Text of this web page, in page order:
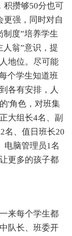
积攒够50分也可
更强，同时对自
度”培养学生
人翁”意识，提
地位。尽可能
个学生知道班
各有安排，人
'角色，对班集
大组长4名、副
名、值日班长20
电脑管理员1名
更多的孩子都
来每个学生都
队长、班委开